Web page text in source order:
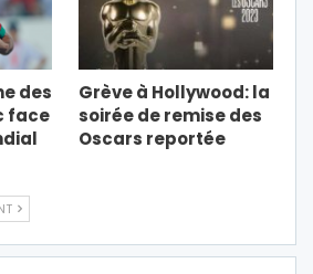
des
face
Grève à Hollywood: la
soirée de remise des
Oscars reportée